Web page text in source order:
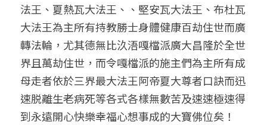
法王、夏熱瓦大法王、、堅安瓦大法王、布杜瓦
大法王為主所有持教勝士身體健康百劫住世而廣
轉法輪，尤其德無比汣浯嘎檔派廣大昌隆於全世
界且萬劫住世，而令嘎檔派的施主們為主所有成
母走者依於三界最大法王阿帝夏大尊者口訣而迅
速脱離生老病死等各式各樣無數苦及速速極速得
到永遠開心快樂幸福心想事成的大寶佛位矣！